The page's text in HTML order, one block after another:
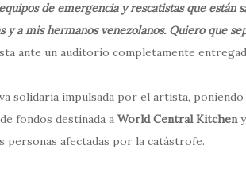
de emergencia y rescatistas que están
a mis hermanos venezolanos. Quiero que
ante un auditorio completamente
solidaria impulsada por el artista, poniendo
fondos destinada a World Central Kitcheny
personas afectadas por la catástrofe.